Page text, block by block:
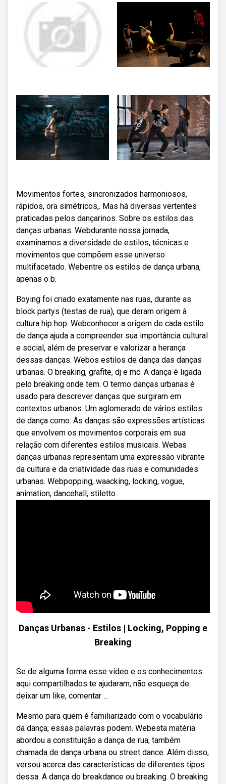
Movimentos fortes, sincronizados harmoniosos,
rápidos, ora simétricos,. Mas há diversas vertentes
praticadas pelos dançarinos. Sobre os estilos das
danças urbanas. Webdurante nossa jornada,
examinamos a diversidade de estilos, técnicas e
movimentos que compõem esse universo
multifacetado. Webentre os estilos de dança urbana,
apenas o b.
Boying foi criado exatamente nas ruas, durante as
block partys (testas de rua), que deram origem à
cultura hip hop. Webconhecer a origem de cada estilo
de dança ajuda a compreender sua importância cultural
e social, além de preservar e valorizar a herança
dessas danças. Webos estilos de dança das danças
urbanas. O breaking, grafite, dj e mc. A dança é ligada
pelo breaking onde tem. O termo danças urbanas é
usado para descrever danças que surgiram em
contextos urbanos. Um aglomerado de vários estilos
de dança como: As danças são expressões artísticas
que envolvem os movimentos corporais em sua
relação com diferentes estilos musicais. Webas
danças urbanas representam uma expressão vibrante
da cultura e da criatividade das ruas e comunidades
urbanas. Webpopping, waacking, locking, vogue,
animation, dancehall, stiletto.
Danças Urbanas - Estilos | Locking, Popping e
Breaking
Se de alguma forma esse vídeo e os conhecimentos
aqui compartilhados te ajudaram, não esqueça de
deixar um like, comentar ...
Mesmo para quem é familiarizado com o vocabulário
da dança, essas palavras podem. Webesta matéria
abordou a constituição a dança de rua, também
chamada de dança urbana ou street dance. Além disso,
versou acerca das características de diferentes tipos
dessa. A dança do breakdance ou breaking. O breaking